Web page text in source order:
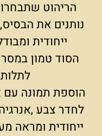
הריהוט
נותנים את
ייחודית
הסוד טמון
הוספת תמונה עם
לחדר צבע
ייחודית ומראה